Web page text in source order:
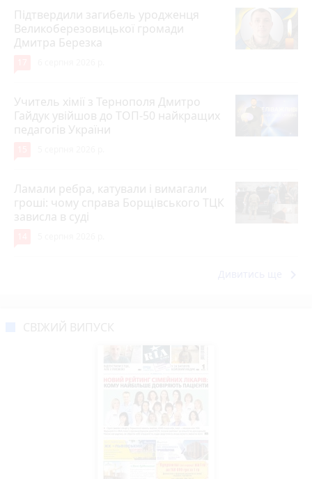
Підтвердили загибель уродженця
Великоберезовицької громади
Дмитра Березка
Учитель хімії з Тернополя Дмитро
Гайдук увійшов до ТОП-50 найкращих
педагогів України
Ламали ребра, катували і вимагали
гроші: чому справа Борщівського ТЦК
зависла в суді